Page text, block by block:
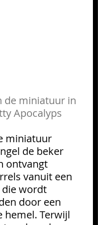
de miniatuur in
Apocalyps
miniatuur
de beker
ontvangt
vanuit een
wordt
door een
hemel. Terwijl